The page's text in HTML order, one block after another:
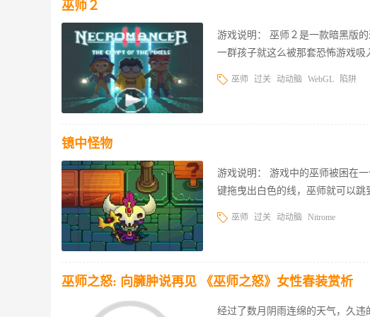
巫师２
游戏说明： 巫师２是一款暗黑版
一群孩子就这么被那套恐怖游戏
巫师 过关 动动脑 WebGL 陷阱
镜中怪物
游戏说明： 游戏中的巫师被困在
键拖曳出白色的线，巫师就可以
巫师 过关 动动脑 Nitrome
巫师之怒: 向臃肿说再见 《巫师之怒》女性春装赏析
经过了数月阴雨连绵的天气，久